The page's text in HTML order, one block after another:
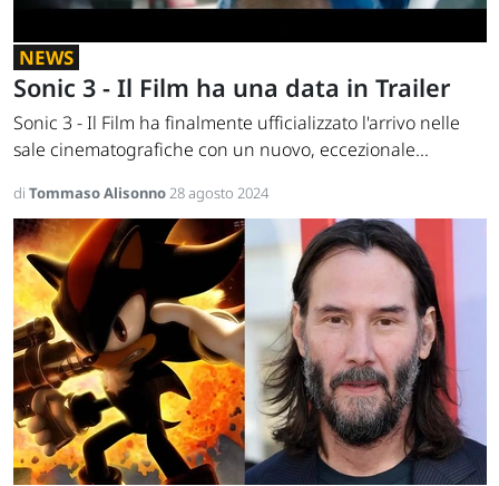
NEWS
Sonic 3 - Il Film ha una data in Trailer
Sonic 3 - Il Film ha finalmente ufficializzato l'arrivo nelle
sale cinematografiche con un nuovo, eccezionale...
di Tommaso Alisonno28 agosto 2024